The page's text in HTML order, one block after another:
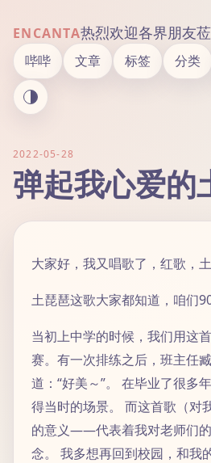
ENCANTA热烈欢迎各界朋友
哔哔 文章 标签 分类
2022-05-28
弹起我心爱的
大家好，我又唱歌了，红歌，土
土琵琶这歌大家都知道，咱们
当初上中学的时候，我们用这
赛。有一次排练之后，班主任
道：“好美～”。 在毕业了很多
得当时的场景。 而这首歌（对
的意义——代表着我对老师们
念。 我多想再回到校园，和我